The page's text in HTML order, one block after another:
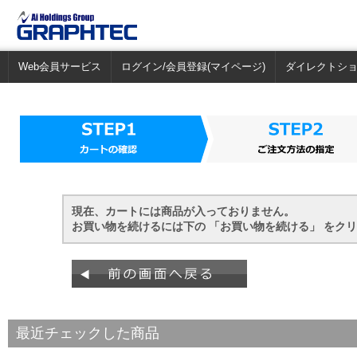
Web会員サービス ログイン/会員登録(マイページ) ダイレクトシ
現在、カートには商品が入っておりません。
お買い物を続けるには下の 「お買い物を続ける」 をク
最近チェックした商品